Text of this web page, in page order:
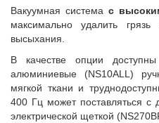
Вакуумная система с
максимально удалить
высыхания.
В качестве опции
алюминиевые (NS10ALL)
мягкой ткани и
400 Гц может поставляться
электрической щеткой